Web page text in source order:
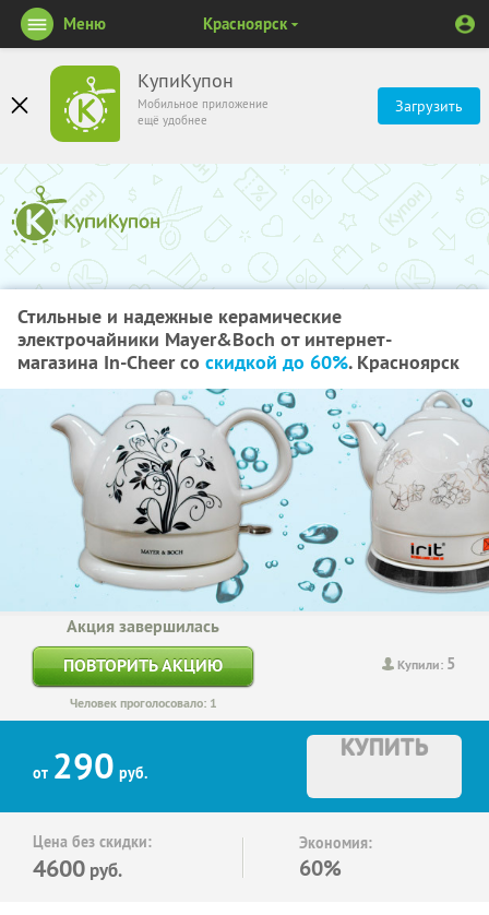
КупиКупон
Мобильное приложение
ещё удобнее
Загрузить
Меню Красноярск
Стильные и надежные керамические
электрочайники Mayer&Boch от интернет-
магазина In-Cheer со скидкой до 60%. Красноярск
Купили: 5
Акция завершилась
ПОВТОРИТЬ АКЦИЮ
Человек проголосовало: 1
от 290 руб.
КУПИТЬ
Цена без скидки:
4600 руб.
Экономия:
60%